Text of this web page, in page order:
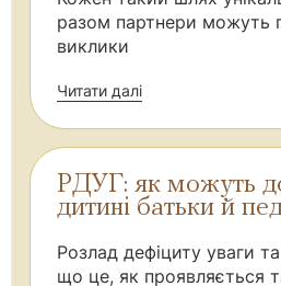
разом партнери можуть
виклики
Читати далі
РДУГ: як можуть
дитині батьки й
Розлад дефіциту уваги
що це, як проявляється